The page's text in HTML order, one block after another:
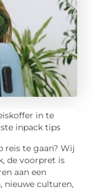
reis te gaan? Wij
de voorpret is
aan een
nieuwe culturen,